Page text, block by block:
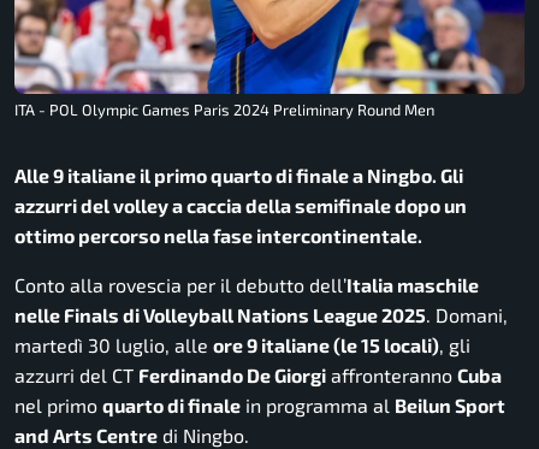
ITA - POL Olympic Games Paris 2024 Preliminary Round Men
Alle 9 italiane il primo quarto di finale a Ningbo. Gli
azzurri del volley a caccia della semifinale dopo un
ottimo percorso nella fase intercontinentale.
Conto alla rovescia per il debutto dell’Italia maschile
nelle Finals di Volleyball Nations League 2025. Domani,
martedì 30 luglio, alle ore 9 italiane (le 15 locali), gli
azzurri del CT Ferdinando De Giorgi affronteranno Cuba
nel primo quarto di finale in programma al Beilun Sport
and Arts Centre di Ningbo.